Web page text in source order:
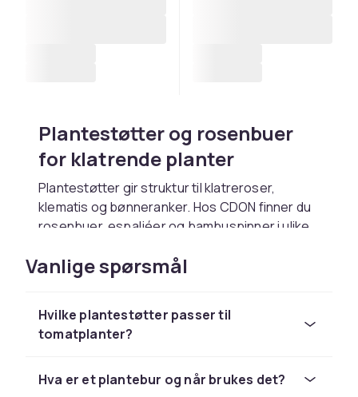
Plantestøtter og rosenbuer
for klatrende planter
Plantestøtter gir struktur til klatreroser,
klematis og bønneranker. Hos CDON finner du
rosenbuer, espaljéer og bambuspinner i ulike
Rosenbuer for hagens
inngang
En rosenbue skaper en vakker aksent ved
pulverlakkert metall for lang levetid utendørs.
Vanlige spørsmål
Hvilke plantestøtter passer til
tomatplanter?
Hva er et plantebur og når brukes det?